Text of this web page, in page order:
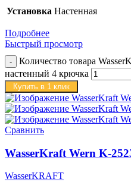
Установка Настенная
Подробнее
Быстрый просмотр
Количество товара
настенный 4 крючка
Купить в 1 клик
Сравнить
WasserKraft Wern K-
WasserKRAFT